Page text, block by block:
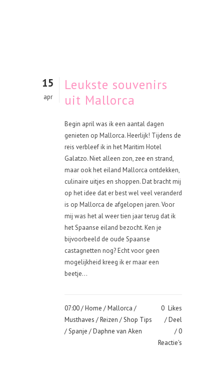
15
apr
Leukste souvenirs
uit Mallorca
Begin april was ik een aantal dagen
genieten op Mallorca. Heerlijk! Tijdens de
reis verbleef ik in het Maritim Hotel
Galatzo. Niet alleen zon, zee en strand,
maar ook het eiland Mallorca ontdekken,
culinaire uitjes en shoppen. Dat bracht mij
op het idee dat er best wel veel veranderd
is op Mallorca de afgelopen jaren. Voor
mij was het al weer tien jaar terug dat ik
het Spaanse eiland bezocht. Ken je
bijvoorbeeld de oude Spaanse
castagnetten nog? Echt voor geen
mogelijkheid kreeg ik er maar een
beetje...
07:00 /Home /Mallorca /
Musthaves /Reizen /Shop Tips
/Spanje / Daphne van Aken
0 Likes
Deel
0
Reactie's